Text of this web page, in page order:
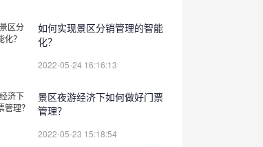
如何实现景区分销管理的智能
化？
2022-05-24 16:16:13
景区夜游经济下如何做好门票
管理？
2022-05-23 15:18:54